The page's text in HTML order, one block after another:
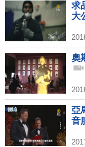
求
大
奧
亞
音